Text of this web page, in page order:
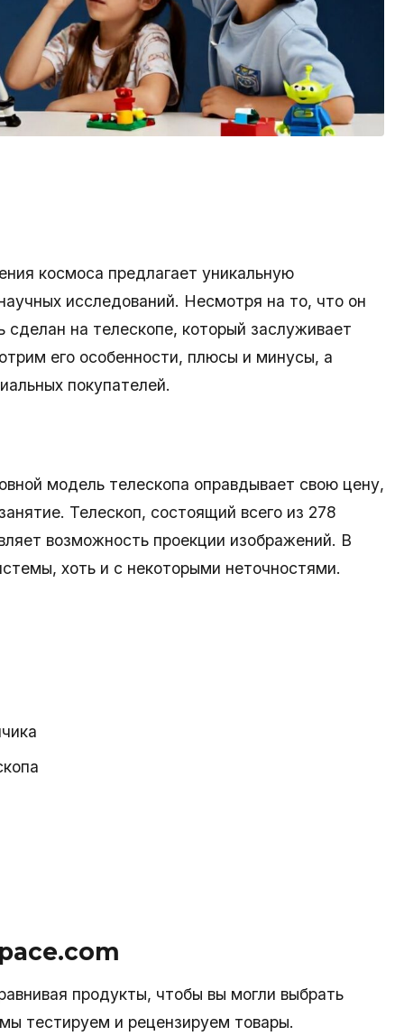
космоса предлагает уникальную
исследований. Несмотря на то, что он
на телескопе, который заслуживает
его особенности, плюсы и минусы, а
покупателей.
модель телескопа оправдывает свою цену,
Телескоп, состоящий всего из 278
возможность проекции изображений. В
хоть и с некоторыми неточностями.
продукты, чтобы вы могли выбрать
тестируем и рецензируем товары.